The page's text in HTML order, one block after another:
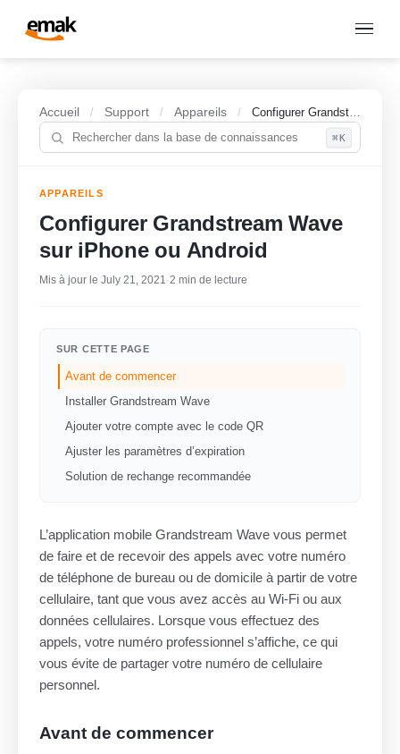
Accueil / Support / Appareils / Configurer Grandstream Wave sur iPhone ou Android
⌘K
APPAREILS
Configurer Grandstream Wave
sur iPhone ou Android
Mis à jour le July 21, 2021·2 min de lecture
SUR CETTE PAGE
Avant de commencer
Installer Grandstream Wave
Ajouter votre compte avec le code QR
Ajuster les paramètres d’expiration
Solution de rechange recommandée
L’application mobile Grandstream Wave vous permet
de faire et de recevoir des appels avec votre numéro
de téléphone de bureau ou de domicile à partir de votre
cellulaire, tant que vous avez accès au Wi-Fi ou aux
données cellulaires. Lorsque vous effectuez des
appels, votre numéro professionnel s’affiche, ce qui
vous évite de partager votre numéro de cellulaire
personnel.
Avant de commencer